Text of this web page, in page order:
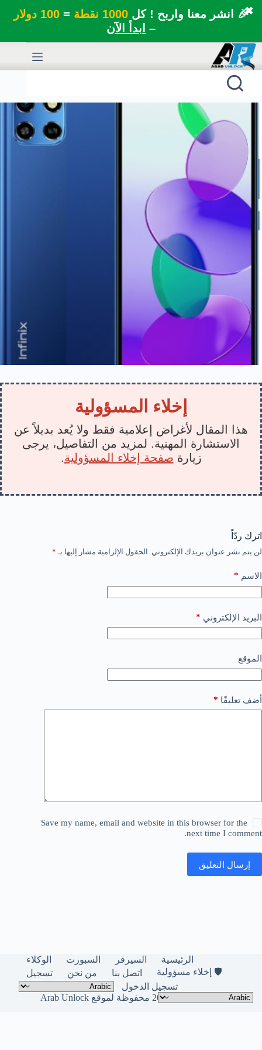
🎉 انشر معنا واربح ! كل1000 نقطة =100 دولار
– ابدأ الآن
✖
التجاوز
إلى
المحتوى
إخلاء المسؤولية
هذا المقال لأغراض إعلامية فقط ولا يُعد بديلاً عن
الاستشارة المهنية. لمزيد من التفاصيل، يرجى
زيارة صفحة إخلاء المسؤولية.
اترك ردّاً
لن يتم نشر عنوان بريدك الإلكتروني. الحقول الإلزامية مشار إليها بـ *
الاسم *
البريد الإلكتروني *
الموقع
أضف تعليقًا *
Save my name, email and website in this browser for the
next time I comment.
إرسال التعليق
الرئيسية السيرفر السبورت
الوكلاء
🛡️ إخلاء مسؤولية
اتصل بنا من نحن
تسجيل
تسجيل الدخول
حقوق النشر © لعام 2026 محفوظة لموقع Arab Unlock